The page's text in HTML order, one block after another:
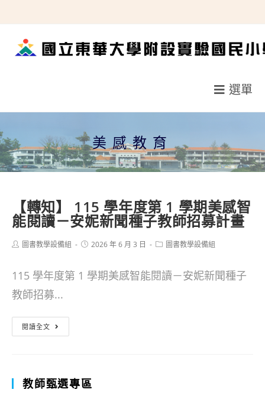
轉
選單
美感教育
【轉知】 115 學年度第 1 學期美感智
能閱讀－安妮新聞種子教師招募計畫
Post圖書教學設備組
Post2026 年 6 月 3 日
Post圖書教學設備組
115 學年度第 1 學期美感智能閱讀－安妮新聞種子
教師招募...
閱讀全文
學
教師甄選專區